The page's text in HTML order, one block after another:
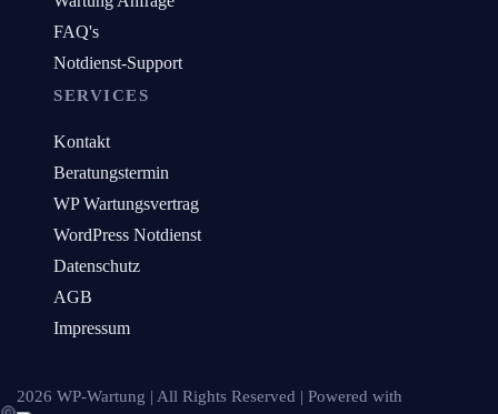
FAQ's
Notdienst-Support
SERVICES
Kontakt
Beratungstermin
WP Wartungsvertrag
WordPress Notdienst
Datenschutz
AGB
Impressum
2026 WP-Wartung | All Rights Reserved | Powered with